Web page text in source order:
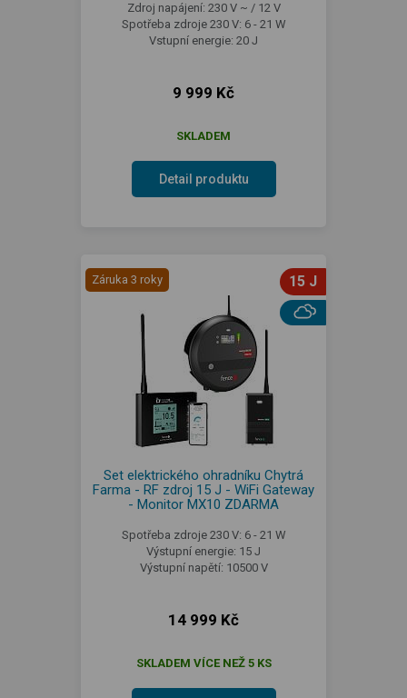
Zdroj napájení: 230 V ~ / 12 V
Spotřeba zdroje 230 V: 6 - 21 W
Vstupní energie: 20 J
9 999 Kč
SKLADEM
Detail produktu
Záruka 3 roky 15 J
Set elektrického ohradníku Chytrá
Farma - RF zdroj 15 J - WiFi Gateway
- Monitor MX10 ZDARMA
Spotřeba zdroje 230 V: 6 - 21 W
Výstupní energie: 15 J
Výstupní napětí: 10500 V
14 999 Kč
SKLADEM VÍCE NEŽ 5 KS